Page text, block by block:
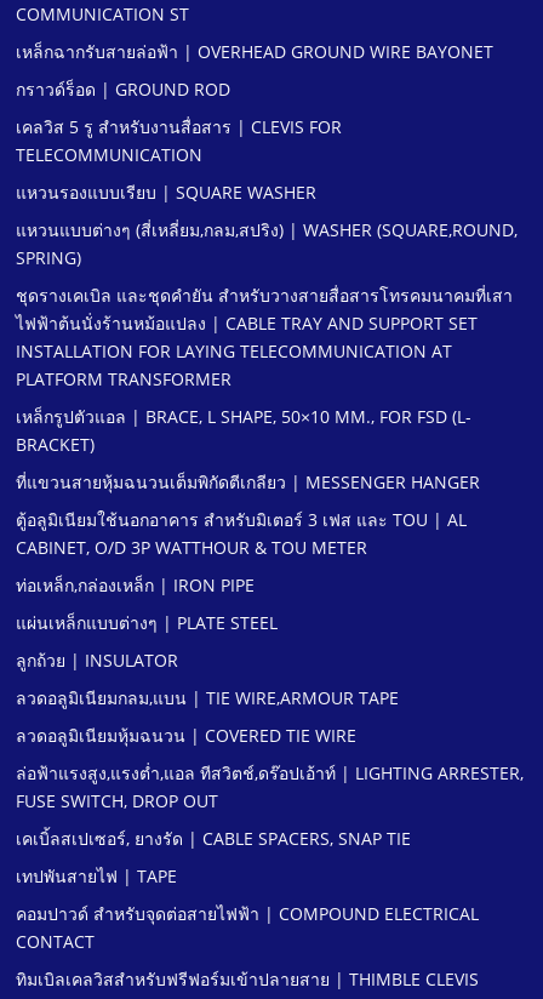
COMMUNICATION ST
เหล็กฉากรับสายล่อฟ้า | OVERHEAD GROUND WIRE BAYONET
กราวด์ร็อด | GROUND ROD
เคลวิส 5 รู สําหรับงานสื่อสาร | CLEVIS FOR
TELECOMMUNICATION
แหวนรองแบบเรียบ | SQUARE WASHER
แหวนแบบต่างๆ (สี่เหลี่ยม,กลม,สปริง) | WASHER (SQUARE,ROUND,
SPRING)
ชุดรางเคเบิล และชุดคํายัน สําหรับวางสายสื่อสารโทรคมนาคมที่เสา
ไฟฟ้าต้นนั่งร้านหม้อแปลง | CABLE TRAY AND SUPPORT SET
INSTALLATION FOR LAYING TELECOMMUNICATION AT
PLATFORM TRANSFORMER
เหล็กรูปตัวแอล | BRACE, L SHAPE, 50×10 MM., FOR FSD (L-
BRACKET)
ที่แขวนสายหุ้มฉนวนเต็มพิกัดตีเกลียว | MESSENGER HANGER
ตู้อลูมิเนียมใช้นอกอาคาร สําหรับมิเตอร์ 3 เฟส และ TOU | AL
CABINET, O/D 3P WATTHOUR & TOU METER
ท่อเหล็ก,กล่องเหล็ก | IRON PIPE
แผ่นเหล็กแบบต่างๆ | PLATE STEEL
ลูกถ้วย | INSULATOR
ลวดอลูมิเนียมกลม,แบน | TIE WIRE,ARMOUR TAPE
ลวดอลูมิเนียมหุ้มฉนวน | COVERED TIE WIRE
ล่อฟ้าแรงสูง,แรงตํ่า,แอล ทีสวิตช์,ดร๊อปเอ้าท์ | LIGHTING ARRESTER,
FUSE SWITCH, DROP OUT
เคเบิ้ลสเปเซอร์, ยางรัด | CABLE SPACERS, SNAP TIE
เทปพันสายไฟ | TAPE
คอมปาวด์ สําหรับจุดต่อสายไฟฟ้า | COMPOUND ELECTRICAL
CONTACT
ทิมเบิลเคลวิสสําหรับฟรีฟอร์มเข้าปลายสาย | THIMBLE CLEVIS